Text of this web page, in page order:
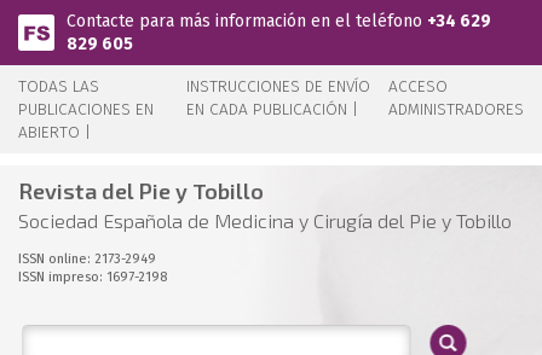
Pasar al contenido principal
Contacte para más información en el teléfono +34 629
829 605
TODAS LAS
PUBLICACIONES EN
ABIERTO |
INSTRUCCIONES DE ENVÍO
EN CADA PUBLICACIÓN |
ACCESO
ADMINISTRADORES
Revista del Pie y Tobillo
Sociedad Española de Medicina y Cirugía del Pie y Tobillo
ISSN online: 2173-2949
ISSN impreso: 1697-2198